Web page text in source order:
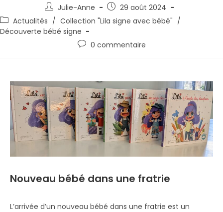
Julie-Anne
29 août 2024
Actualités / Collection "Lila signe avec bébé" /
Découverte bébé signe
0 commentaire
Nouveau bébé dans une fratrie
L’arrivée d’un nouveau bébé dans une fratrie est un